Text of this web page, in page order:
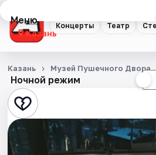
Концерты Театр
Меню
Казань
Концерты
Театр
Стендап
Выставки
Ночной режим
Казань Музей Пушечного Двора